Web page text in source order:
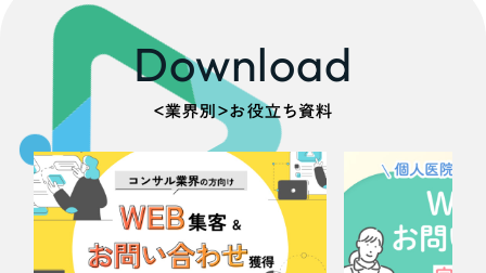
Download
＜業界別＞お役立ち資料